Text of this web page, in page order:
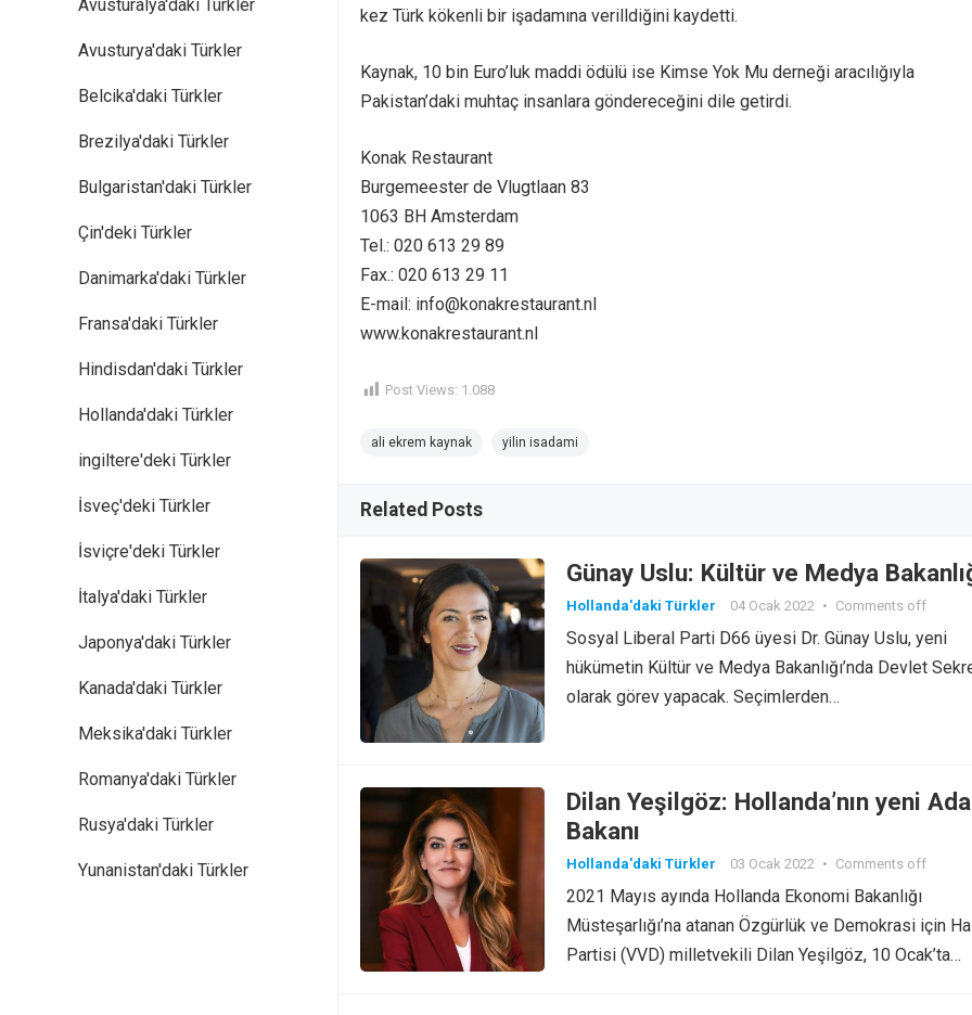
Avusturalya'daki Türkler
Avusturya'daki Türkler
Belcika'daki Türkler
Brezilya'daki Türkler
Bulgaristan'daki Türkler
Çin'deki Türkler
Danimarka'daki Türkler
Fransa'daki Türkler
Hindisdan'daki Türkler
Hollanda'daki Türkler
ingiltere'deki Türkler
İsveç'deki Türkler
İsviçre'deki Türkler
İtalya'daki Türkler
Japonya'daki Türkler
Kanada'daki Türkler
Meksika'daki Türkler
Romanya'daki Türkler
Rusya'daki Türkler
Yunanistan'daki Türkler
kez Türk kökenli bir işadamına verilldiğini kaydetti.
Kaynak, 10 bin Euro’luk maddi ödülü ise Kimse Yok Mu derneği aracılığıyla
Pakistan’daki muhtaç insanlara göndereceğini dile getirdi.
Konak Restaurant
Burgemeester de Vlugtlaan 83
1063 BH Amsterdam
Tel.: 020 613 29 89
Fax.: 020 613 29 11
E-mail: info@konakrestaurant.nl
www.konakrestaurant.nl
Post Views: 1.088
ali ekrem kaynak yilin isadami
Related Posts
Günay Uslu: Kültür ve Medya
Hollanda'daki Türkler 04 Ocak 2022 • Comments off
Sosyal Liberal Parti D66 üyesi Dr. Günay Uslu, yeni
hükümetin Kültür ve Medya Bakanlığı’nda Devlet
olarak görev yapacak. Seçimlerden…
Dilan Yeşilgöz: Hollanda’nın yeni
Bakanı
Hollanda'daki Türkler 03 Ocak 2022 • Comments off
2021 Mayıs ayında Hollanda Ekonomi Bakanlığı
Müsteşarlığı’na atanan Özgürlük ve Demokrasi için
Partisi (VVD) milletvekili Dilan Yeşilgöz, 10 Ocak’ta…